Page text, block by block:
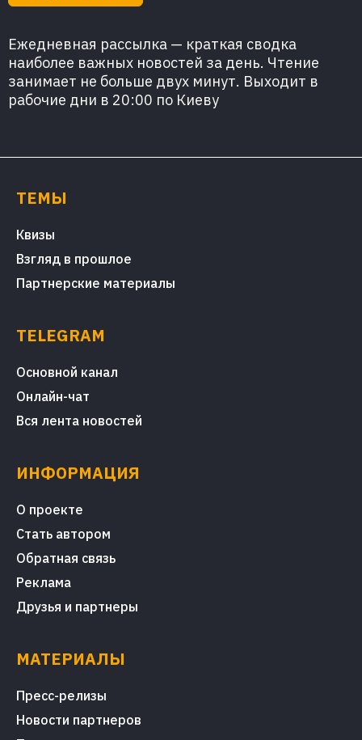
Ежедневная рассылка — краткая сводка
наиболее важных новостей за день. Чтение
занимает не больше двух минут. Выходит в
рабочие дни в 20:00 по Киеву
ТЕМЫ
Квизы
Взгляд в прошлое
Партнерские материалы
TELEGRAM
Основной канал
Онлайн-чат
Вся лента новостей
ИНФОРМАЦИЯ
О проекте
Стать автором
Обратная связь
Реклама
Друзья и партнеры
МАТЕРИАЛЫ
Пресс-релизы
Новости партнеров